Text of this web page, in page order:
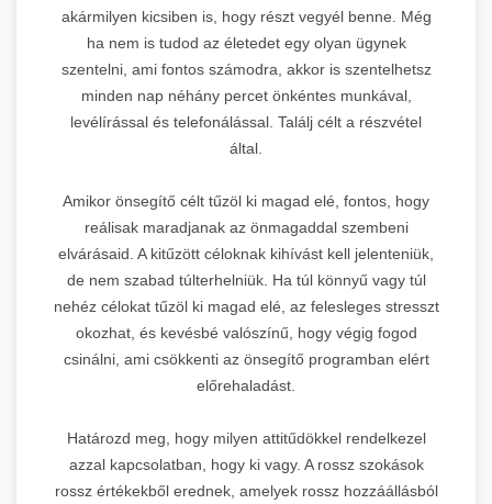
akármilyen kicsiben is, hogy részt vegyél benne. Még
ha nem is tudod az életedet egy olyan ügynek
szentelni, ami fontos számodra, akkor is szentelhetsz
minden nap néhány percet önkéntes munkával,
levélírással és telefonálással. Találj célt a részvétel
által.
Amikor önsegítő célt tűzöl ki magad elé, fontos, hogy
reálisak maradjanak az önmagaddal szembeni
elvárásaid. A kitűzött céloknak kihívást kell jelenteniük,
de nem szabad túlterhelniük. Ha túl könnyű vagy túl
nehéz célokat tűzöl ki magad elé, az felesleges stresszt
okozhat, és kevésbé valószínű, hogy végig fogod
csinálni, ami csökkenti az önsegítő programban elért
előrehaladást.
Határozd meg, hogy milyen attitűdökkel rendelkezel
azzal kapcsolatban, hogy ki vagy. A rossz szokások
rossz értékekből erednek, amelyek rossz hozzáállásból